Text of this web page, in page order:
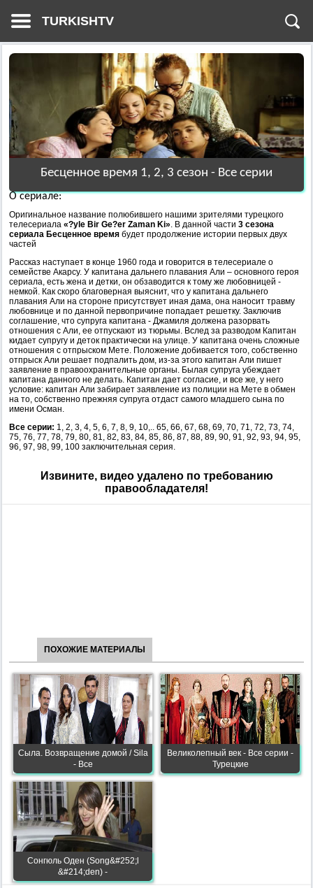
TURKISHTV
Бесценное время 1, 2, 3 сезон - Все серии
О сериале:
Оригинальное название полюбившего нашими зрителями турецкого
телесериала «?yle Bir Ge?er Zaman Ki». В данной части 3 сезона
сериала Бесценное время будет продолжение истории первых двух
частей
Рассказ наступает в конце 1960 года и говорится в телесериале о
семействе Акарсу. У капитана дальнего плавания Али – основного героя
сериала, есть жена и детки, он обзаводится к тому же любовницей -
немкой. Как скоро благоверная выяснит, что у капитана дальнего
плавания Али на стороне присутствует иная дама, она наносит травму
любовнице и по данной первопричине попадает решетку. Заключив
соглашение, что супруга капитана - Джамиля должена разорвать
отношения с Али, ее отпускают из тюрьмы. Вслед за разводом Капитан
кидает супругу и деток практически на улице. У капитана очень сложные
отношения с отпрыском Мете. Положение добивается того, собственно
отпрыск Али решает подпалить дом, из-за этого капитан Али пишет
заявление в правоохранительные органы. Былая супруга убеждает
капитана данного не делать. Капитан дает согласие, и все же, у него
условие: капитан Али забирает заявление из полиции на Мете в обмен
на то, собственно прежняя супруга отдаст самого младшего сына по
имени Осман.
Все серии: 1, 2, 3, 4, 5, 6, 7, 8, 9, 10,.. 65, 66, 67, 68, 69, 70, 71, 72, 73, 74,
75, 76, 77, 78, 79, 80, 81, 82, 83, 84, 85, 86, 87, 88, 89, 90, 91, 92, 93, 94, 95,
96, 97, 98, 99, 100 заключительная серия.
Извините, видео удалено по требованию
правообладателя!
ПОХОЖИЕ МАТЕРИАЛЫ
Сыла. Возвращение домой / Sila
- Все
Великолепный век - Все серии -
Турецкие
Сонгюль Оден (Song&#252;l
&#214;den) -